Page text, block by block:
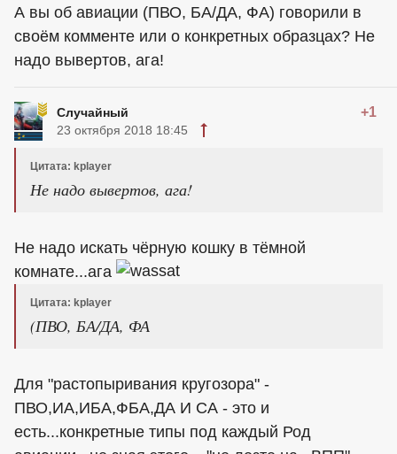
А вы об авиации (ПВО, БА/ДА, ФА) говорили в
своём комменте или о конкретных образцах? Не
надо вывертов, ага!
Случайный +1
23 октября 2018 18:45
Цитата: kplayer
Не надо вывертов, ага!
Не надо искать чёрную кошку в тёмной
комнате...ага
Цитата: kplayer
(ПВО, БА/ДА, ФА
Для "растопыривания кругозора" -
ПВО,ИА,ИБА,ФБА,ДА И СА - это и
есть...конкретные типы под каждый Род